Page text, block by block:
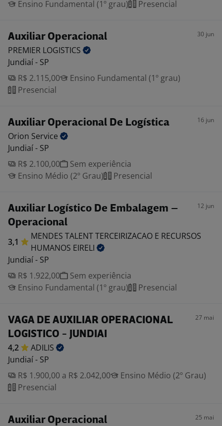
Ensino Fundamental (1º grau)
Presencial
Auxiliar Operacional 30 jun
PREMIER LOGISTICS
Jundiaí - SP
R$ 2.115,00
Ensino Fundamental (1º grau)
Presencial
Auxiliar Operacional De Logística 16 jun
Orion Service
Jundiaí - SP
R$ 2.100,00
Sem experiência
Ensino Médio (2º Grau)
Presencial
Auxiliar Logístico De Embalagem –
Operacional
12 jun
3,1
MENDES TALENT TERCEIRIZACAO E RECURSOS
HUMANOS EIRELI
Jundiaí - SP
R$ 1.922,00
Sem experiência
Ensino Fundamental (1º grau)
Presencial
VAGA DE AUXILIAR OPERACIONAL
LOGISTICO - JUNDIAI
27 mai
4,2
ADILIS
Jundiaí - SP
R$ 1.900,00 a R$ 2.042,00
Ensino Médio (2º Grau)
Presencial
Auxiliar Operacional 25 mai